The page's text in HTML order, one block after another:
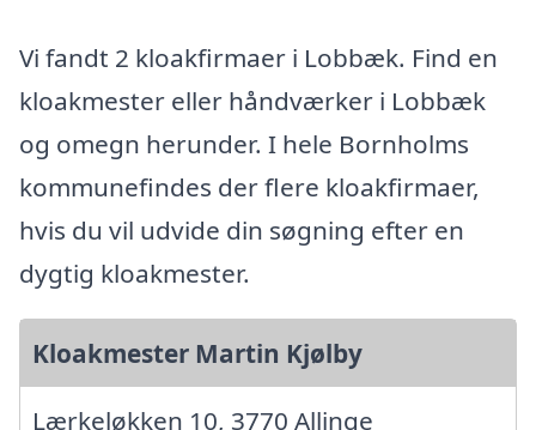
Vi fandt 2 kloakfirmaer i Lobbæk. Find en
kloakmester eller håndværker i Lobbæk
og omegn herunder. I hele Bornholms
kommunefindes der flere kloakfirmaer,
hvis du vil udvide din søgning efter en
dygtig kloakmester.
Kloakmester Martin Kjølby
Lærkeløkken 10, 3770 Allinge